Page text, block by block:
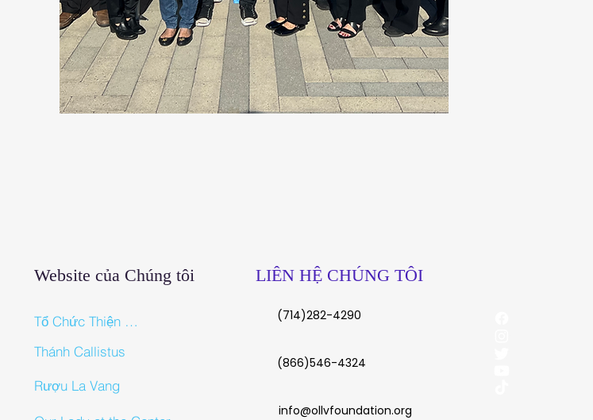
Website của Chúng tôi
Thánh Callistus
Tổ Chức Thiện Nguyện Đức Mẹ La Vang
Rượu La Vang
LIÊN HỆ CHÚNG TÔI
(714)282-4290
(866)546-4324
info@ollvfoundation.org